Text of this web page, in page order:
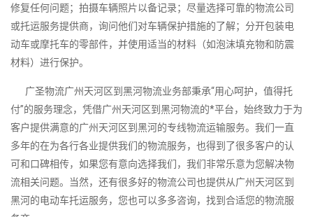
修复任何问题；拍摄车辆照片以备记录；尽量选择可靠的物流公司
或托运服务提供商，询问他们对车辆保护措施的了解；分开包装电
动车或摩托车的零部件，并使用适当的材料（如泡沫填充物和防震
材料）进行保护。
广圣物流广州天河区到黑河物流业务部秉承“用心呵护，值得托
付”的服务理念，凭借广州天河区到黑河物流的*平台，始终致力于为
客户提供满意的广州天河区到黑河的专线物流运输服务。我们一直
多年的在为各行各业提供我们的物流服务，也得到了很多客户的认
可和口碑相传，如果您有意向选择我们，我们非常乐意为您解决物
流相关问题。当然，还有很多好的物流公司也提供从广州天河区到
黑河的电动车托运服务，您也可以多多咨询，找到合适您的物流服